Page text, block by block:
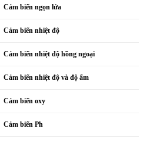
Cảm biến ngọn lửa
Cảm biến nhiệt độ
Cảm biến nhiệt độ hồng ngoại
Cảm biến nhiệt độ và độ ẩm
Cảm biến oxy
Cảm biến Ph